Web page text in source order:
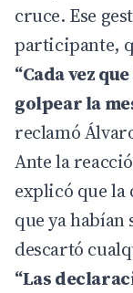
cruce. Ese
participante,
“Cada vez
golpear la
reclamó
Ante la
explicó que la
que ya
descartó
“Las